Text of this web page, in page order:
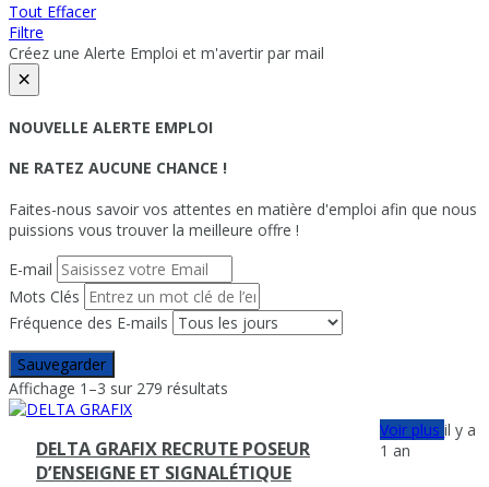
Tout Effacer
Filtre
Créez une Alerte Emploi et m'avertir par mail
×
NOUVELLE ALERTE EMPLOI
NE RATEZ AUCUNE CHANCE !
Faites-nous savoir vos attentes en matière d'emploi afin que nous
puissions vous trouver la meilleure offre !
E-mail
Mots Clés
Fréquence des E-mails
Sauvegarder
Affichage 1–3 sur 279 résultats
DELTA GRAFIX RECRUTE POSEUR
D’ENSEIGNE ET SIGNALÉTIQUE
Voir plusil y a
1 an